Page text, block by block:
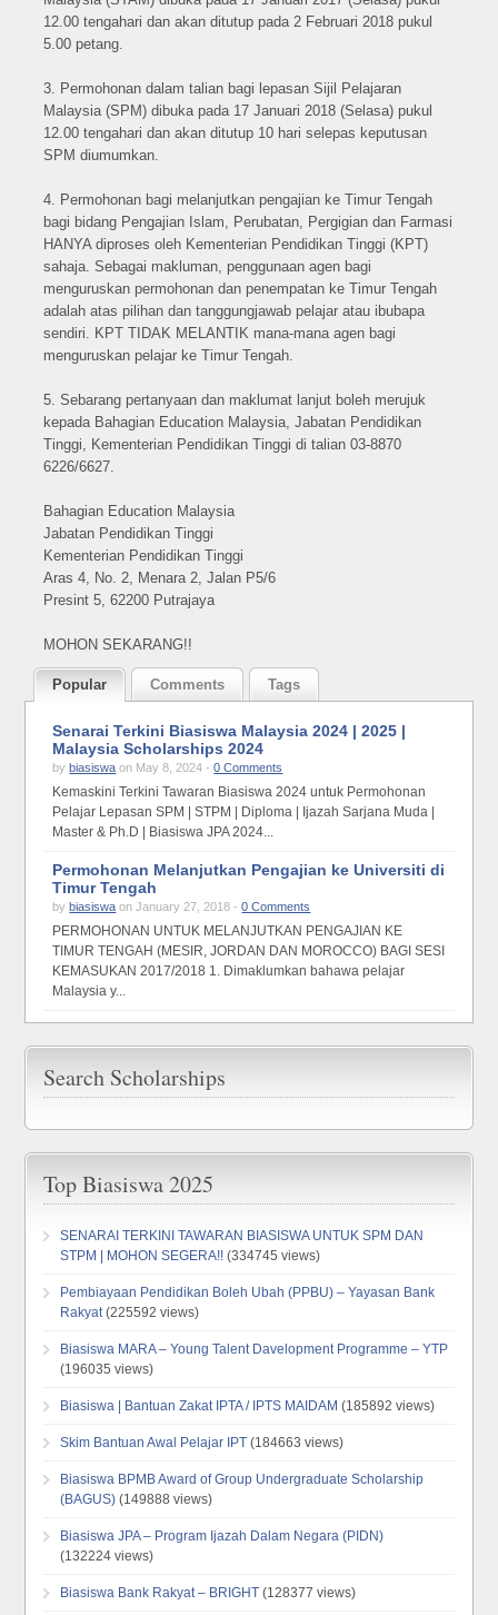
12.00 tengahari dan akan ditutup pada 2 Februari 2018 pukul
5.00 petang.
3. Permohonan dalam talian bagi lepasan Sijil Pelajaran
Malaysia (SPM) dibuka pada 17 Januari 2018 (Selasa) pukul
12.00 tengahari dan akan ditutup 10 hari selepas keputusan
SPM diumumkan.
4. Permohonan bagi melanjutkan pengajian ke Timur Tengah
bagi bidang Pengajian Islam, Perubatan, Pergigian dan Farmasi
HANYA diproses oleh Kementerian Pendidikan Tinggi (KPT)
sahaja. Sebagai makluman, penggunaan agen bagi
menguruskan permohonan dan penempatan ke Timur Tengah
adalah atas pilihan dan tanggungjawab pelajar atau ibubapa
sendiri. KPT TIDAK MELANTIK mana-mana agen bagi
menguruskan pelajar ke Timur Tengah.
5. Sebarang pertanyaan dan maklumat lanjut boleh merujuk
kepada Bahagian Education Malaysia, Jabatan Pendidikan
Tinggi, Kementerian Pendidikan Tinggi di talian 03-8870
6226/6627.
Bahagian Education Malaysia
Jabatan Pendidikan Tinggi
Kementerian Pendidikan Tinggi
Aras 4, No. 2, Menara 2, Jalan P5/6
Presint 5, 62200 Putrajaya
MOHON SEKARANG!!
Popular Comments Tags
Senarai Terkini Biasiswa Malaysia 2024 | 2025 |
Malaysia Scholarships 2024
bybiasiswa on May 8, 2024 -0 Comments
Kemaskini Terkini Tawaran Biasiswa 2024 untuk Permohonan
Pelajar Lepasan SPM | STPM | Diploma | Ijazah Sarjana Muda |
Master & Ph.D | Biasiswa JPA 2024...
Permohonan Melanjutkan Pengajian ke Universiti di
Timur Tengah
bybiasiswa on January 27, 2018 -0 Comments
PERMOHONAN UNTUK MELANJUTKAN PENGAJIAN KE
TIMUR TENGAH (MESIR, JORDAN DAN MOROCCO) BAGI SESI
KEMASUKAN 2017/2018 1. Dimaklumkan bahawa pelajar
Malaysia y...
Search Scholarships
Top Biasiswa 2025
SENARAI TERKINI TAWARAN BIASISWA UNTUK SPM DAN
STPM | MOHON SEGERA!! (334745 views)
Pembiayaan Pendidikan Boleh Ubah (PPBU) – Yayasan Bank
Rakyat(225592 views)
Biasiswa MARA – Young Talent Davelopment Programme – YTP
(196035 views)
Biasiswa | Bantuan Zakat IPTA / IPTS MAIDAM (185892 views)
Skim Bantuan Awal Pelajar IPT (184663 views)
Biasiswa BPMB Award of Group Undergraduate Scholarship
(BAGUS) (149888 views)
Biasiswa JPA – Program Ijazah Dalam Negara (PIDN)
(132224 views)
Biasiswa Bank Rakyat – BRIGHT (128377 views)